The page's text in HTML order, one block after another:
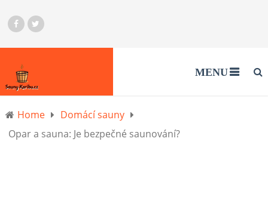
MENU
Home
Domácí sauny
Opar a sauna: Je bezpečné saunování?